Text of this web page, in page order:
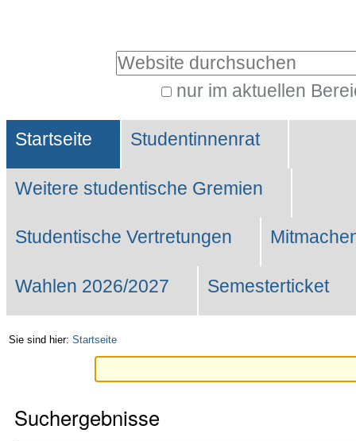
Website durchsuchen
nur im aktuellen
Suche…
Sektionen
Startseite Studentinnenrat
Weitere studentische Gremien
Studentische Vertretungen
Wahlen 2026/2027 Semesterticket
Sie sind hier: Startseite
Suchergebnisse